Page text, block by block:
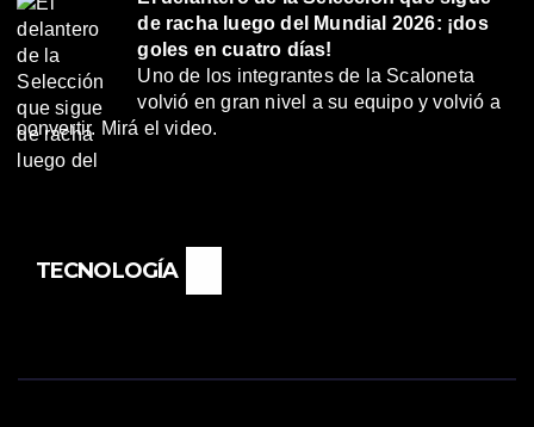
de racha luego del Mundial 2026: ¡dos
goles en cuatro días!
Uno de los integrantes de la Scaloneta
volvió en gran nivel a su equipo y volvió a
convertir. Mirá el video.
TECNOLOGÍA